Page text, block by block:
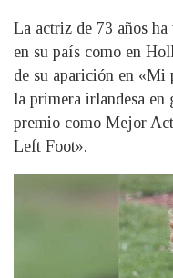
La actriz de 73 años
en su país como en
de su aparición en «Mi
la primera irlandesa en
premio como Mejor
Left Foot».